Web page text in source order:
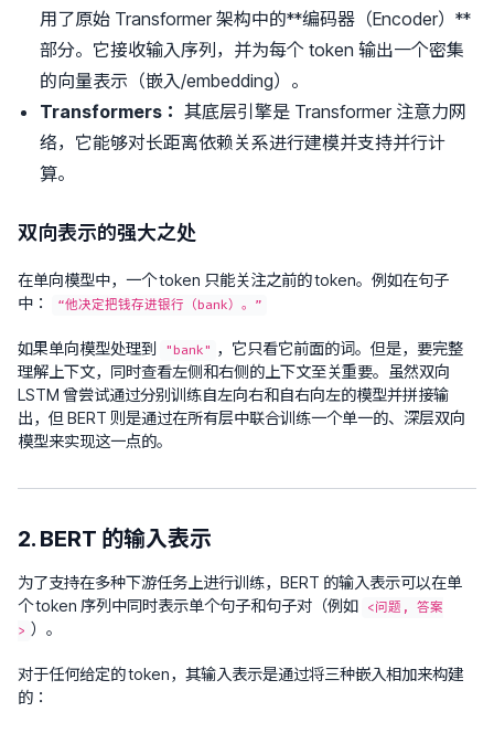
用了原始 Transformer 架构中的**编码器（Encoder）**
部分。它接收输入序列，并为每个 token 输出一个密集
的向量表示（嵌入/embedding）。
Transformers： 其底层引擎是 Transformer 注意力网
络，它能够对长距离依赖关系进行建模并支持并行计
算。
双向表示的强大之处
在单向模型中，一个 token 只能关注之前的 token。例如在句子
中：
“他决定把钱存进银行（bank）。”
如果单向模型处理到 "bank" ，它只看它前面的词。但是，要完整
理解上下文，同时查看左侧和右侧的上下文至关重要。虽然双向
LSTM 曾尝试通过分别训练自左向右和自右向左的模型并拼接输
出，但 BERT 则是通过在所有层中联合训练一个单一的、深层双向
模型来实现这一点的。
2. BERT 的输入表示
为了支持在多种下游任务上进行训练，BERT 的输入表示可以在单
个 token 序列中同时表示单个句子和句子对（例如 <问题, 答案
> ）。
对于任何给定的 token，其输入表示是通过将三种嵌入相加来构建
的：